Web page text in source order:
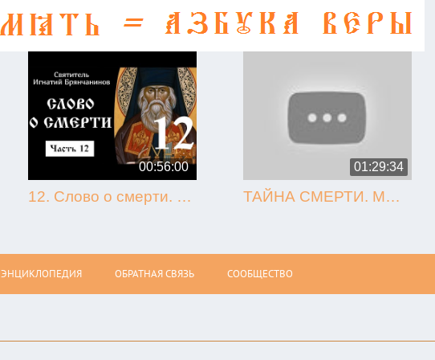
00:56:00
12. Слово о смерти. Игнатий Брянчанинов.
01:29:34
ТАЙНА СМЕРТИ. МЫТАРСТВА. ВОСКРЕСЕНИЕ (Олег Стеняев)
ЭНЦИКЛОПЕДИЯ ОБРАТНАЯ СВЯЗЬ СООБЩЕСТВО